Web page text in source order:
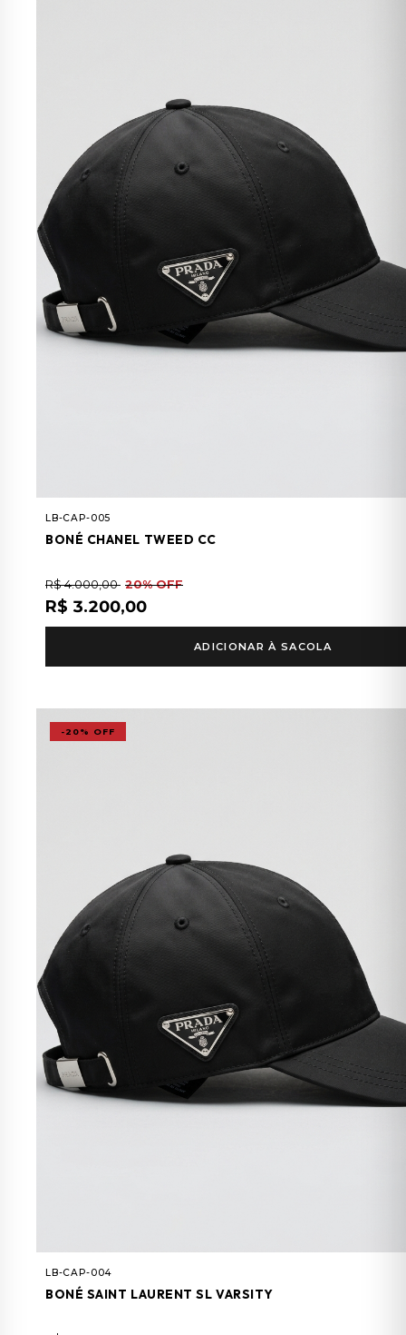
LB-CAP-005
BONÉ CHANEL TWEED CC
R$ 4.000,00 20% OFF
R$ 3.200,00
ADICIONAR À SACOLA
-20% OFF
LB-CAP-004
BONÉ SAINT LAURENT SL VARSITY